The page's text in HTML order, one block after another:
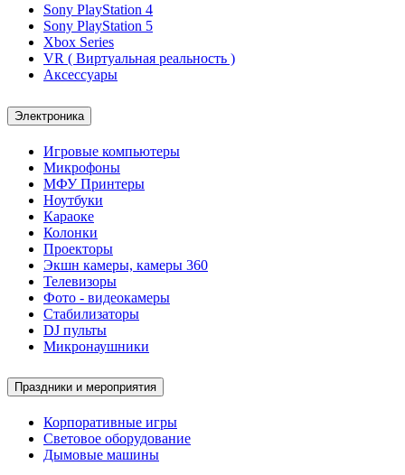
Sony PlayStation 4
Sony PlayStation 5
Xbox Series
VR ( Виртуальная реальность )
Аксессуары
Электроника
Игровые компьютеры
Микрофоны
МФУ Принтеры
Ноутбуки
Караоке
Колонки
Проекторы
Экшн камеры, камеры 360
Телевизоры
Фото - видеокамеры
Стабилизаторы
DJ пульты
Микронаушники
Праздники и мероприятия
Корпоративные игры
Световое оборудование
Дымовые машины